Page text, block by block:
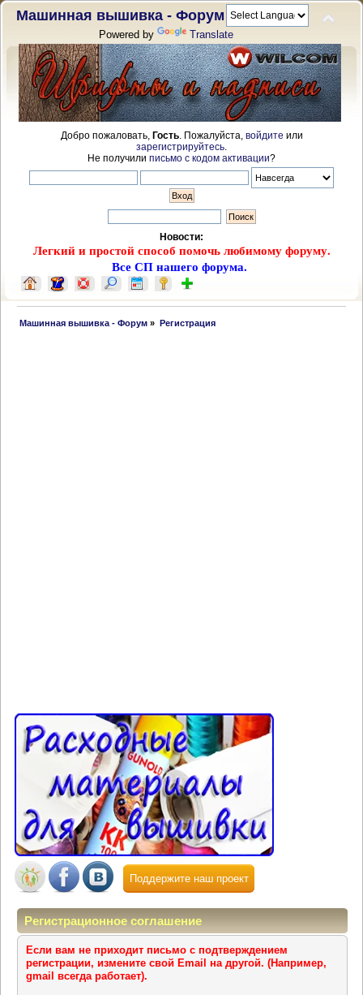
Машинная вышивка - Форум
Powered by Translate
Добро пожаловать, Гость. Пожалуйста, войдите или
зарегистрируйтесь
Не получили письмо с кодом активации?
Новости:
Легкий и простой способ помочь любимому форуму.
Все СП нашего форума.
Машинная вышивка - Форум » Регистрация
Поддержите наш проект
Регистрационное соглашение
Если вам не приходит письмо с подтверждением
регистрации, измените свой Email на другой. (Например,
gmail всегда работает).